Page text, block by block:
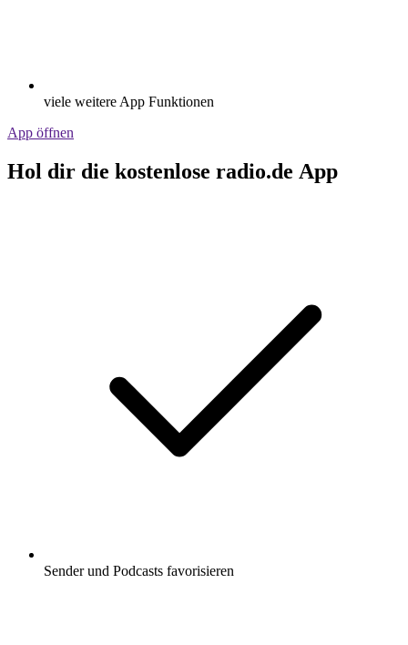
viele weitere App Funktionen
App öffnen
Hol dir die kostenlose radio.de App
Sender und Podcasts favorisieren